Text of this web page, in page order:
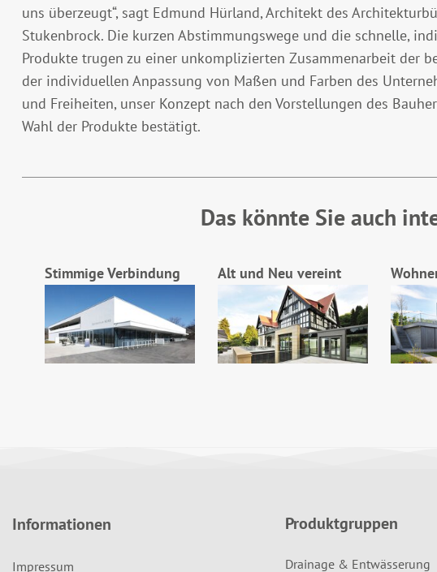
uns überzeugt“, sagt Edmund Hürland, Architekt des
Stukenbrock. Die kurzen Abstimmungswege und die schnelle,
Produkte trugen zu einer unkomplizierten Zusammenarbeit der
der individuellen Anpassung von Maßen und Farben des
und Freiheiten, unser Konzept nach den Vorstellungen des
Wahl der Produkte bestätigt.
Das könnte Sie auch
Stimmige Verbindung Alt und Neu vereint
Informationen
Impressum
Produktgruppen
Drainage & Entwässerung